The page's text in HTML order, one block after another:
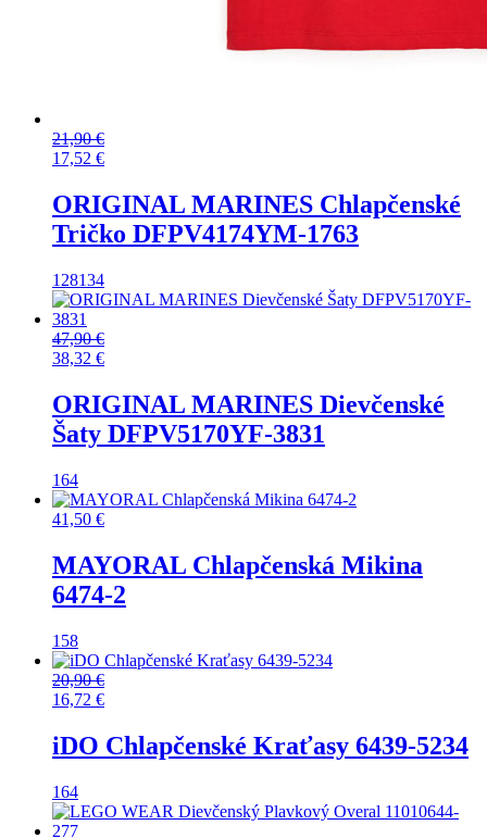
21,90€
17,52 €
ORIGINAL MARINES Chlapčenské
Tričko DFPV4174YM-1763
128134
47,90€
38,32 €
ORIGINAL MARINES Dievčenské
Šaty DFPV5170YF-3831
164
41,50 €
MAYORAL Chlapčenská Mikina
6474-2
158
20,90€
16,72 €
iDO Chlapčenské Kraťasy 6439-5234
164